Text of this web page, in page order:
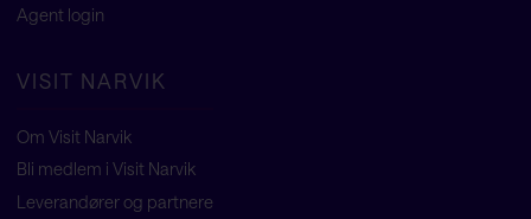
Agent login
VISIT NARVIK
Om Visit Narvik
Bli medlem i Visit Narvik
Leverandører og partnere